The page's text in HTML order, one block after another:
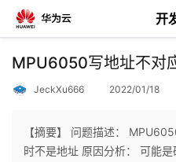
开
返
MPU6050写地址不对
JeckXu666 2022/01/18
【摘要】 问题描述：
时不是地址 原因分析： 可能